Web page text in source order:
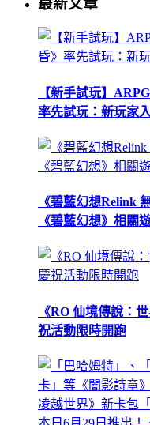
【新手試玩】
率先試玩：新玩家
《碧藍幻想Relink
《碧藍幻想》相關
《RO 仙境傳說：
祝活動限時開跑